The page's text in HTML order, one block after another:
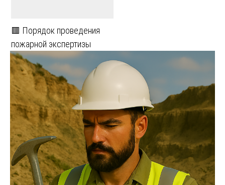
🟥 Порядок проведения
пожарной экспертизы